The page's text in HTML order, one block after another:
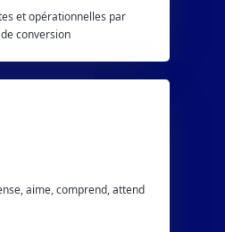
et opérationnelles par
conversion
aime, comprend, attend